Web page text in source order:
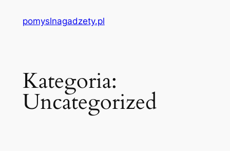
pomyslnagadzety.pl
Kategoria:
Uncategorized